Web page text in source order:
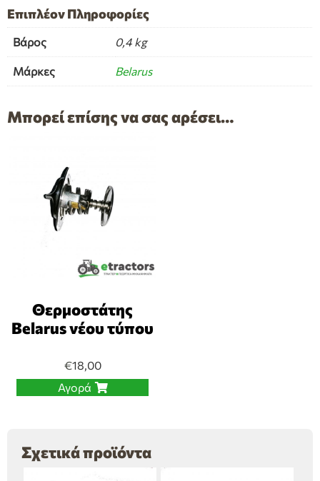
Επιπλέον Πληροφορίες
Βάρος 0,4 kg
Μάρκες Belarus
Μπορεί επίσης να σας αρέσει…
Θερμοστάτης
Belarus νέου τύπου
€18,00
Αγορά
Σχετικά προϊόντα